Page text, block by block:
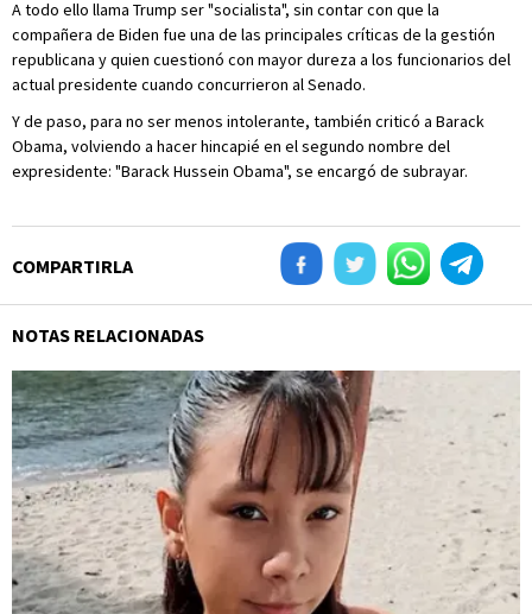
A todo ello llama Trump ser "socialista", sin contar con que la
compañera de Biden fue una de las principales críticas de la gestión
republicana y quien cuestionó con mayor dureza a los funcionarios del
actual presidente cuando concurrieron al Senado.
Y de paso, para no ser menos intolerante, también criticó a Barack
Obama, volviendo a hacer hincapié en el segundo nombre del
expresidente: "Barack Hussein Obama", se encargó de subrayar.
COMPARTIRLA
NOTAS RELACIONADAS